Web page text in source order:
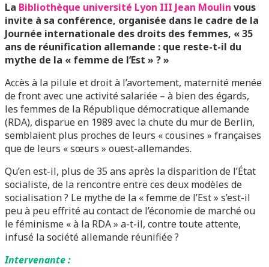
La Bibliothèque université Lyon III Jean Moulin vous
invite à sa conférence, organisée dans le cadre de la
Journée internationale des droits des femmes, « 35
ans de réunification allemande : que reste-t-il du
mythe de la « femme de l’Est » ? »
Accès à la pilule et droit à l’avortement, maternité menée
de front avec une activité salariée – à bien des égards,
les femmes de la République démocratique allemande
(RDA), disparue en 1989 avec la chute du mur de Berlin,
semblaient plus proches de leurs « cousines » françaises
que de leurs « sœurs » ouest-allemandes.
Qu’en est-il, plus de 35 ans après la disparition de l’État
socialiste, de la rencontre entre ces deux modèles de
socialisation ? Le mythe de la « femme de l’Est » s’est-il
peu à peu effrité au contact de l’économie de marché ou
le féminisme « à la RDA » a-t-il, contre toute attente,
infusé la société allemande réunifiée ?
Intervenante :